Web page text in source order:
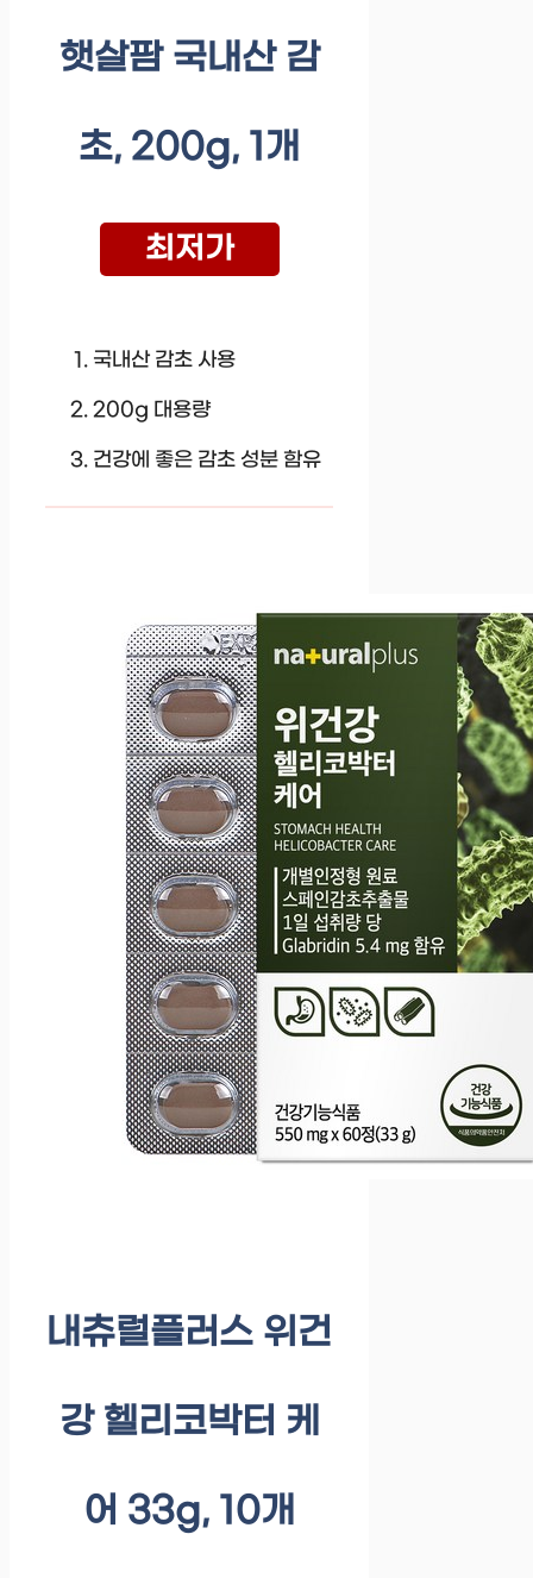
햇살팜 국내산 감
초, 200g, 1개
최저가
국내산 감초 사용
200g 대용량
건강에 좋은 감초 성분 함유
내츄럴플러스 위건
강 헬리코박터 케
어 33g, 10개